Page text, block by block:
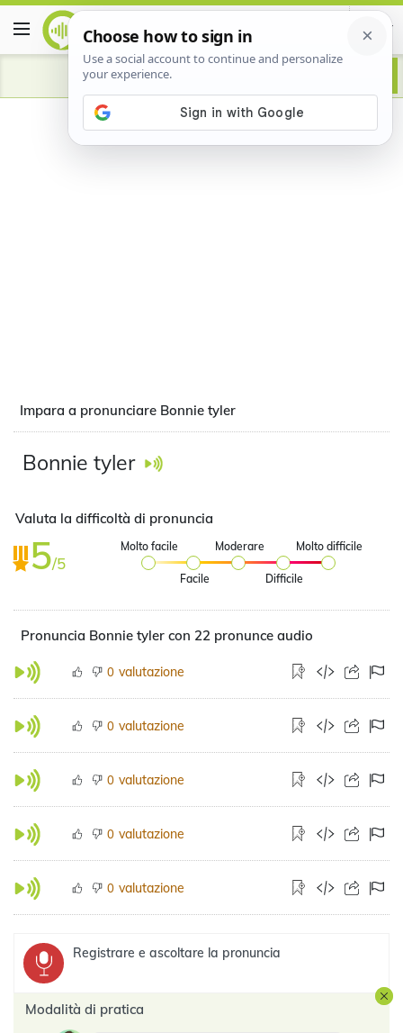
Advertisement
Impara a pronunciare Bonnie tyler
Bonnie tyler
Valuta la difficoltà di pronuncia
5/5
Molto facile
Facile
Moderare
Difficile
Molto difficile
Pronuncia Bonnie tyler con 22 pronunce audio
0 valutazione
0 valutazione
0 valutazione
0 valutazione
0 valutazione
Registrare e ascoltare la pronuncia
Modalità di pratica